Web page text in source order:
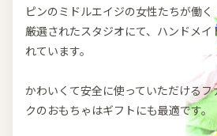
ピンのミドルエイジの女性たちが働く
厳選されたスタジオにて、ハンドメイ
れています。
かわいくて安全に使っていただけるフ
クのおもちゃはギフトにも最適です。